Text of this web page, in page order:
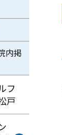
内掲
フ
戸